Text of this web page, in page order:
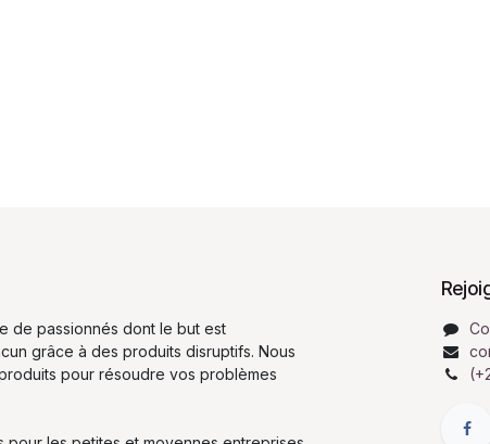
de passionnés dont le but est
grâce à des produits disruptifs. Nous
pour résoudre vos problèmes